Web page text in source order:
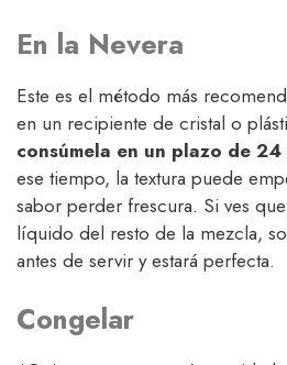
En la Nevera
Este es el método más
en un recipiente de cristal o
consúmela en un plazo de
ese tiempo, la textura puede
sabor perder frescura. Si ves
líquido del resto de la mezcla,
antes de servir y estará perfecta.
Congelar